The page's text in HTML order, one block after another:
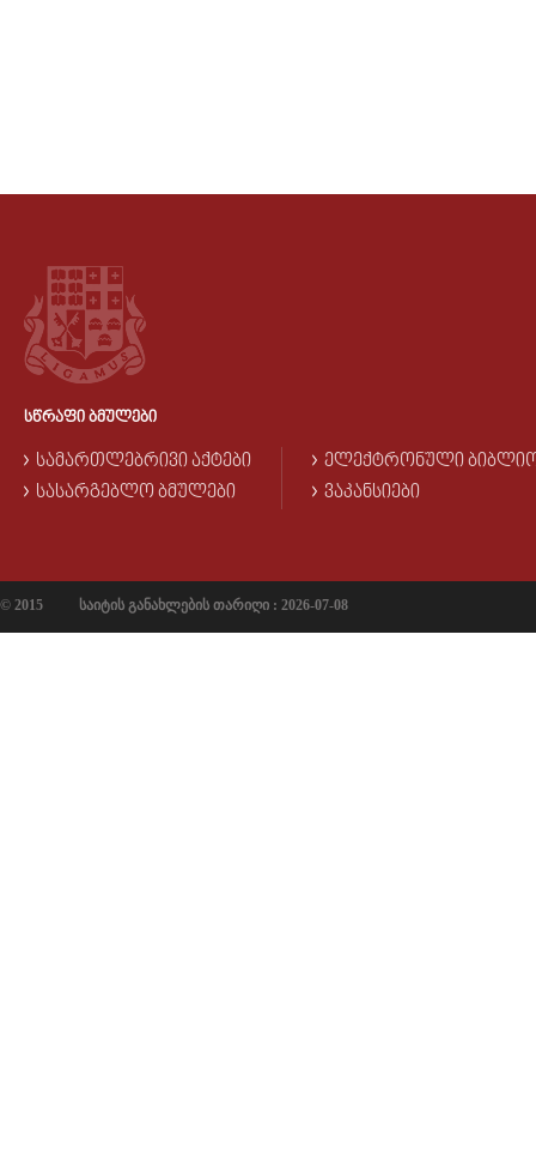
ᲡᲬᲠᲐᲤᲘ ᲑᲛᲣᲚᲔᲑᲘ
ᲡᲐᲛᲐᲠᲗᲚᲔᲑᲠᲘᲕᲘ ᲐᲥᲢᲔᲑᲘ
ᲡᲐᲡᲐᲠᲒᲔᲑᲚᲝ ᲑᲛᲣᲚᲔᲑᲘ
ᲔᲚᲔᲥᲢᲠᲝᲜᲣᲚᲘ
ᲕᲐᲙᲐᲜᲡᲘᲔᲑᲘ
© 2015 საიტის განახლების თარიღი : 2026-07-08